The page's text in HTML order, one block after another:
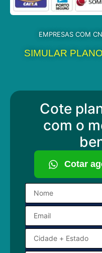
EMPRESAS COM
SIMULAR
Cote
com o
Cotar